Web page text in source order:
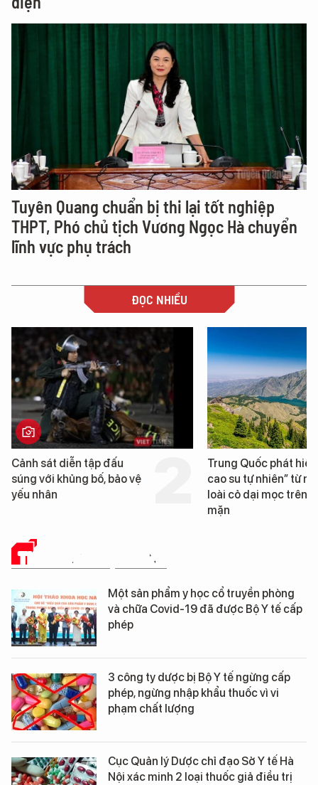
Tuyên Quang chuẩn bị thi lại tốt nghiệp
THPT, Phó chủ tịch Vương Ngọc Hà chuyển
lĩnh vực phụ trách
ĐỌC NHIỀU
Cảnh sát diễn tập đấu
súng với khủng bố, bảo vệ
yếu nhân
Trung Quốc phát hiện
cao su tự nhiên” từ
loài cỏ dại mọc trên
mặn
THUỐC VÀ CUỘC SỐNG
Một sản phẩm y học cổ truyền phòng
và chữa Covid-19 đã được Bộ Y tế cấp
phép
3 công ty dược bị Bộ Y tế ngừng cấp
phép, ngừng nhập khẩu thuốc vì vi
phạm chất lượng
Cục Quản lý Dược chỉ đạo Sở Y tế Hà
Nội xác minh 2 loại thuốc giả điều trị